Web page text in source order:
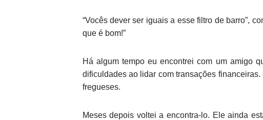
“Vocês dever ser iguais a esse filtro de barro”,
que é bom!”
Há algum tempo eu encontrei com um amigo
dificuldades ao lidar com transações
fregueses.
Meses depois voltei a encontra-lo. Ele ainda